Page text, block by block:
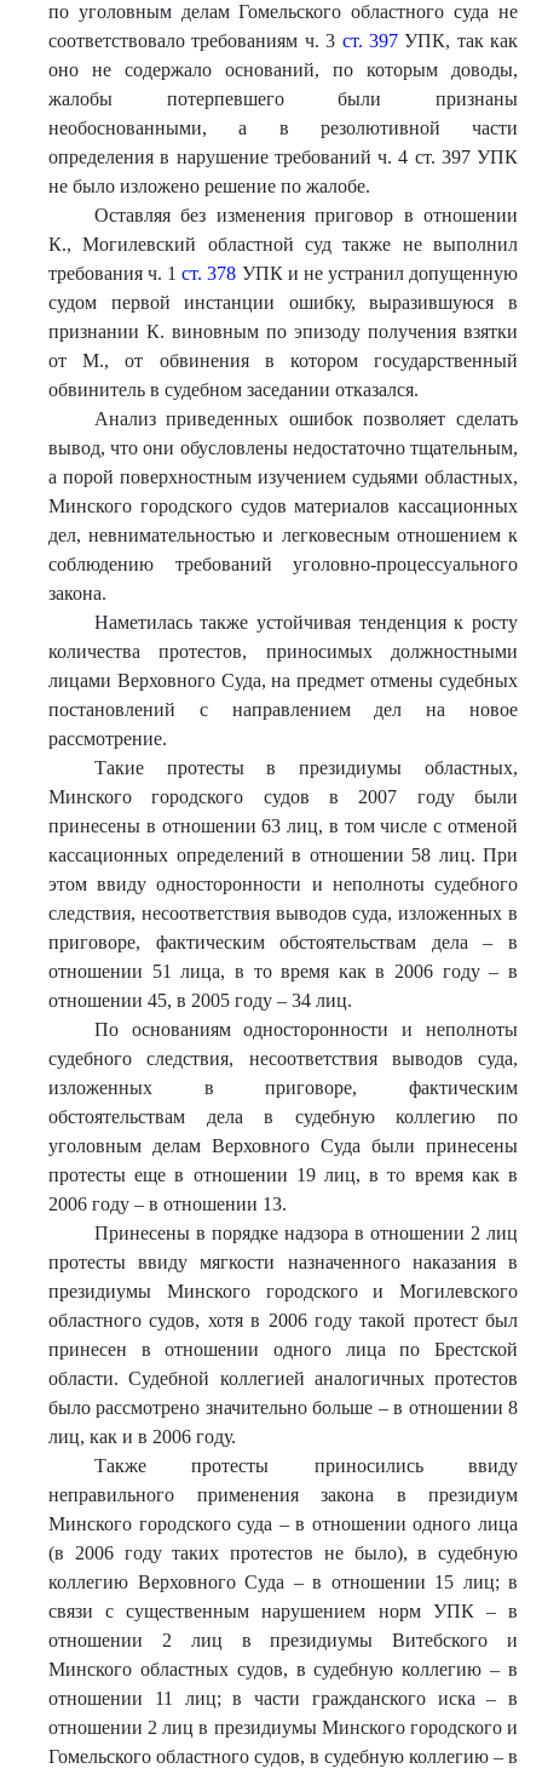
по уголовным делам Гомельского областного суда не
соответствовало требованиям ч. 3 ст. 397УПК, так как
оно не содержало оснований, по которым доводы,
жалобы потерпевшего были признаны
необоснованными, а в резолютивной части
определения в нарушение требований ч. 4 ст. 397 УПК
не было изложено решение по жалобе.
Оставляя без изменения приговор в отношении
К., Могилевский областной суд также не выполнил
требования ч. 1ст. 378 УПК и не устранил допущенную
судом первой инстанции ошибку, выразившуюся в
признании К. виновным по эпизоду получения взятки
от М., от обвинения в котором государственный
обвинитель в судебном заседании отказался.
Анализ приведенных ошибок позволяет сделать
вывод, что они обусловлены недостаточно тщательным,
а порой поверхностным изучением судьями областных,
Минского городского судов материалов кассационных
дел, невнимательностью и легковесным отношением к
соблюдению требований уголовно-процессуального
закона.
Наметилась также устойчивая тенденция к росту
количества протестов, приносимых должностными
лицами Верховного Суда, на предмет отмены судебных
постановлений с направлением дел на новое
рассмотрение.
Такие протесты в президиумы областных,
Минского городского судов в 2007 году были
принесены в отношении 63 лиц, в том числе с отменой
кассационных определений в отношении 58 лиц. При
этом ввиду односторонности и неполноты судебного
следствия, несоответствия выводов суда, изложенных в
приговоре, фактическим обстоятельствам дела – в
отношении 51 лица, в то время как в 2006 году – в
отношении 45, в 2005 году – 34 лиц.
По основаниям односторонности и неполноты
судебного следствия, несоответствия выводов суда,
изложенных в приговоре, фактическим
обстоятельствам дела в судебную коллегию по
уголовным делам Верховного Суда были принесены
протесты еще в отношении 19 лиц, в то время как в
2006 году – в отношении 13.
Принесены в порядке надзора в отношении 2 лиц
протесты ввиду мягкости назначенного наказания в
президиумы Минского городского и Могилевского
областного судов, хотя в 2006 году такой протест был
принесен в отношении одного лица по Брестской
области. Судебной коллегией аналогичных протестов
было рассмотрено значительно больше – в отношении 8
лиц, как и в 2006 году.
Также протесты приносились ввиду
неправильного применения закона в президиум
Минского городского суда – в отношении одного лица
(в 2006 году таких протестов не было), в судебную
коллегию Верховного Суда – в отношении 15 лиц; в
связи с существенным нарушением норм УПК – в
отношении 2 лиц в президиумы Витебского и
Минского областных судов, в судебную коллегию – в
отношении 11 лиц; в части гражданского иска – в
отношении 2 лиц в президиумы Минского городского и
Гомельского областного судов, в судебную коллегию – в